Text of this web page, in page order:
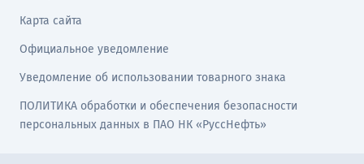
Карта сайта
Официальное уведомление
Уведомление об использовании товарного знака
ПОЛИТИКА обработки и обеспечения безопасности
персональных данных в ПАО НК «РуссНефть»